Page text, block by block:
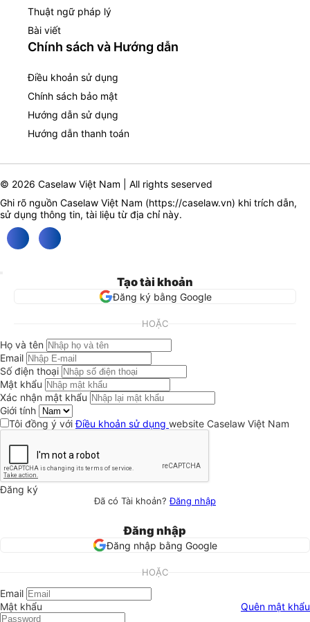
Thuật ngữ pháp lý
Bài viết
Chính sách và Hướng dẫn
Điều khoản sử dụng
Chính sách bảo mật
Hướng dẫn sử dụng
Hướng dẫn thanh toán
© 2026 Caselaw Việt Nam | All rights seserved
Ghi rõ nguồn Caselaw Việt Nam (https://caselaw.vn) khi trích dẫn,
sử dụng thông tin, tài liệu từ địa chỉ này.
Tạo tài khoản
Đăng ký bằng Google
HOẶC
Họ và tên
Email
Số điện thoại
Mật khẩu
Xác nhận mật khẩu
Giới tính
Tôi đồng ý vớiĐiều khoản sử dụng website Caselaw Việt Nam
Đăng ký
Đã có Tài khoản?Đăng nhập
Đăng nhập
Đăng nhập bằng Google
HOẶC
Email
Mật khẩu
Quên mật khẩu